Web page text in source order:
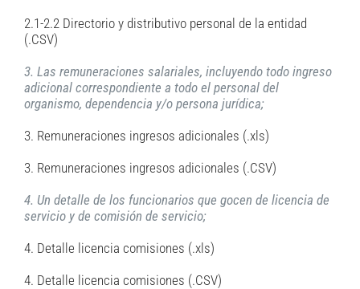
2.1-2.2 Directorio y distributivo personal de la entidad
(.CSV)
3. Las remuneraciones salariales, incluyendo todo ingreso
adicional correspondiente a todo el personal del
organismo, dependencia y/o persona jurídica;
3. Remuneraciones ingresos adicionales (.xls)
3. Remuneraciones ingresos adicionales (.CSV)
4. Un detalle de los funcionarios que gocen de licencia de
servicio y de comisión de servicio;
4. Detalle licencia comisiones (.xls)
4. Detalle licencia comisiones (.CSV)